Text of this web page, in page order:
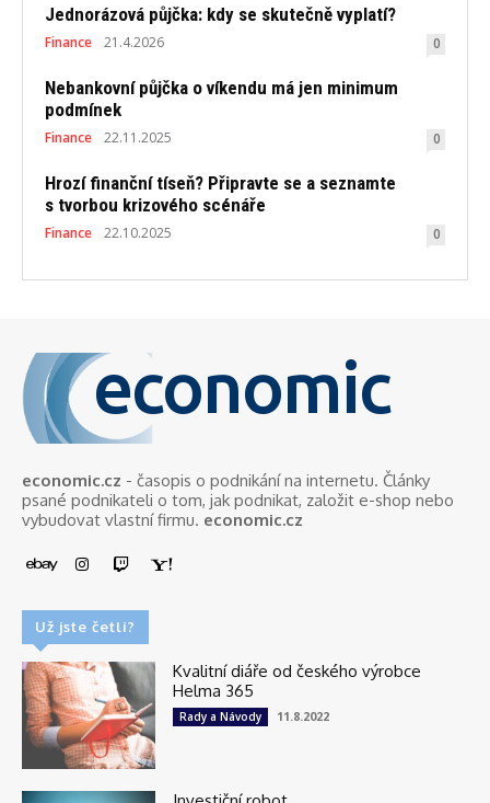
Jednorázová půjčka: kdy se skutečně vyplatí?
Finance 21.4.2026 0
Nebankovní půjčka o víkendu má jen minimum
podmínek
Finance 22.11.2025 0
Hrozí finanční tíseň? Připravte se a seznamte
s tvorbou krizového scénáře
Finance 22.10.2025 0
economic
economic.cz - časopis o podnikání na internetu. Články
psané podnikateli o tom, jak podnikat, založit e-shop nebo
vybudovat vlastní firmu. economic.cz
Už jste četli?
Kvalitní diáře od českého výrobce
Helma 365
Rady a Návody 11.8.2022